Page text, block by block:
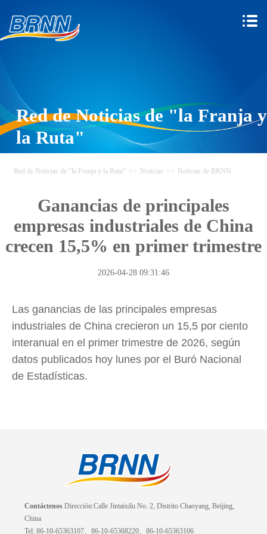
Red de Noticias de "la Franja y
la Ruta"
Red de Noticias de "la Franja y la Ruta" >> Noticias >> Noticias de BRNN
Ganancias de principales
empresas industriales de China
crecen 15,5% en primer trimestre
2026-04-28 09:31:46
Las ganancias de las principales empresas
industriales de China crecieron un 15,5 por ciento
interanual en el primer trimestre de 2026, según
datos publicados hoy lunes por el Buró Nacional
de Estadísticas.
Contáctenos Dirección:Calle Jintaixilu No. 2, Distrito Chaoyang, Beijing,
China
Tel: 86-10-65363107、86-10-65368220、86-10-65363106